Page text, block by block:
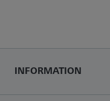
INFORMATION